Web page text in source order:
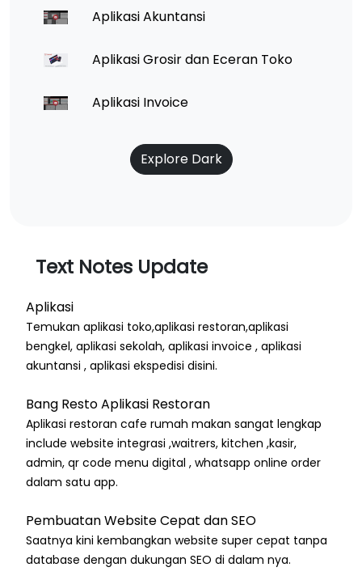
Aplikasi Akuntansi
Aplikasi Grosir dan Eceran Toko
Aplikasi Invoice
Explore Dark
Text Notes Update
Aplikasi
Temukan aplikasi toko,aplikasi restoran,aplikasi
bengkel, aplikasi sekolah, aplikasi invoice , aplikasi
akuntansi , aplikasi ekspedisi disini.
Bang Resto Aplikasi Restoran
Aplikasi restoran cafe rumah makan sangat lengkap
include website integrasi ,waitrers, kitchen ,kasir,
admin, qr code menu digital , whatsapp online order
dalam satu app.
Pembuatan Website Cepat dan SEO
Saatnya kini kembangkan website super cepat tanpa
database dengan dukungan SEO di dalam nya.